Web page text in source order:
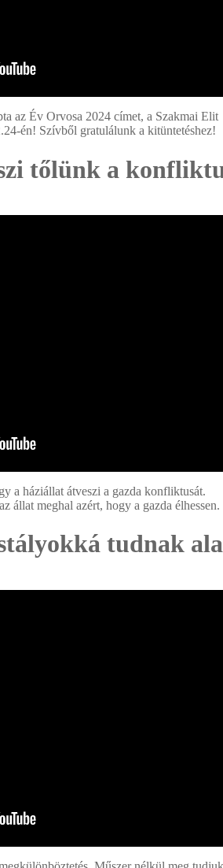
az Év Orvosa 2024 címet, a Szakmai Elit
én! Szívből gratulálunk a kitüntetéshez!
tőlünk a
a háziállat átveszi a gazda konfliktusát.
állat meghal azért, hogy a gazda élhessen.
tudnak